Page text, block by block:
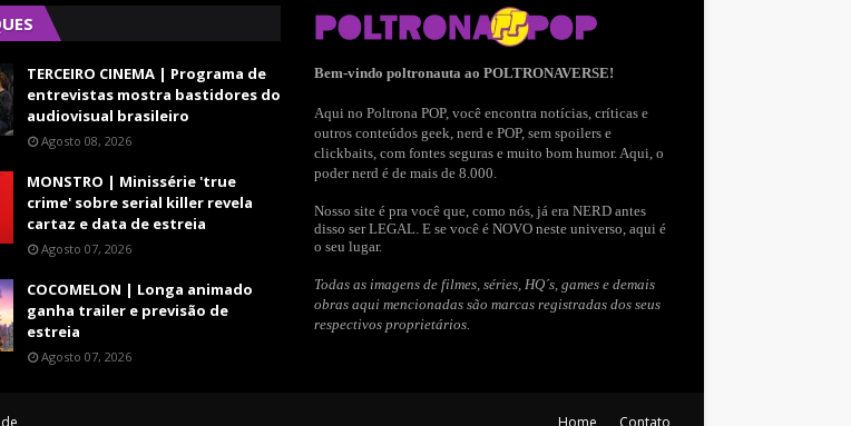
TERCEIRO CINEMA | Programa de
entrevistas mostra bastidores do
audiovisual brasileiro
Agosto 08, 2026
MONSTRO | Minissérie 'true
crime' sobre serial killer revela
cartaz e data de estreia
Agosto 07, 2026
COCOMELON | Longa animado
ganha trailer e previsão de
estreia
Agosto 07, 2026
Bem-vindo poltronauta ao POLTRONAVERSE!
Aqui no Poltrona POP, você encontra notícias, críticas e
outros conteúdos geek, nerd e POP, sem spoilers e
clickbaits, com fontes seguras e muito bom humor. Aqui, o
poder nerd é de mais de 8.000.
Nosso site é pra você que, como nós, já era NERD antes
disso ser LEGAL. E se você é NOVO neste universo, aqui é
o seu lugar.
Todas as imagens de filmes, séries, HQ´s, games e demais
obras aqui mencionadas são marcas registradas dos seus
respectivos proprietários.
Home Contato